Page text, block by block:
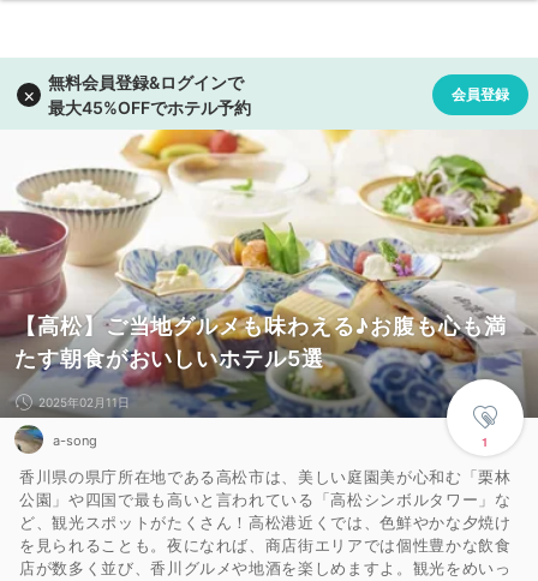
【高松】ご当地グルメも味わえる♪お腹も心も満
たす朝食がおいしいホテル5選
1
2025年02月11日
a-song
香川県の県庁所在地である高松市は、美しい庭園美が心和む「栗林
公園」や四国で最も高いと言われている「高松シンボルタワー」な
ど、観光スポットがたくさん！高松港近くでは、色鮮やかな夕焼け
を見られることも。夜になれば、商店街エリアでは個性豊かな飲食
店が数多く並び、香川グルメや地酒を楽しめますよ。観光をめいっ